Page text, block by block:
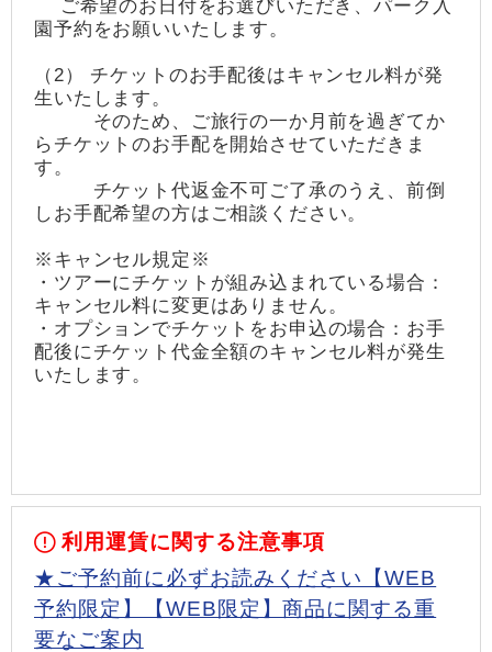
ご希望のお日付をお選びいただき、パーク入
園予約をお願いいたします。
（2） チケットのお手配後はキャンセル料が発
生いたします。
そのため、ご旅行の一か月前を過ぎてか
らチケットのお手配を開始させていただきま
す。
チケット代返金不可ご了承のうえ、前倒
しお手配希望の方はご相談ください。
※キャンセル規定※
・ツアーにチケットが組み込まれている場合：
キャンセル料に変更はありません。
・オプションでチケットをお申込の場合：お手
配後にチケット代金全額のキャンセル料が発生
いたします。
利用運賃に関する注意事項
★ご予約前に必ずお読みください【WEB
予約限定】【WEB限定】商品に関する重
要なご案内